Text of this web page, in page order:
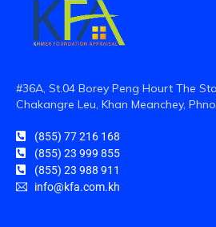
#36A, St.04 Borey Peng Hourt The
Chakangre Leu, Khan Meanchey,
(855) 77 216 168
(855) 23 999 855
(855) 23 988 911
info@kfa.com.kh